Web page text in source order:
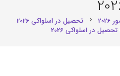
chevron_right تحصیل در اسلواکی 2026
در اسلواکی 2026